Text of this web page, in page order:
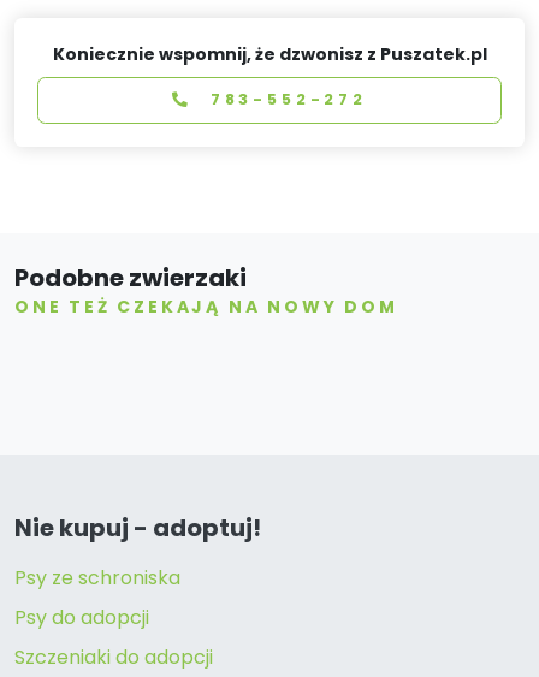
Koniecznie wspomnij, że dzwonisz z Puszatek.pl
783-552-272
Podobne zwierzaki
ONE TEŻ CZEKAJĄ NA NOWY DOM
Nie kupuj - adoptuj!
Psy ze schroniska
Psy do adopcji
Szczeniaki do adopcji